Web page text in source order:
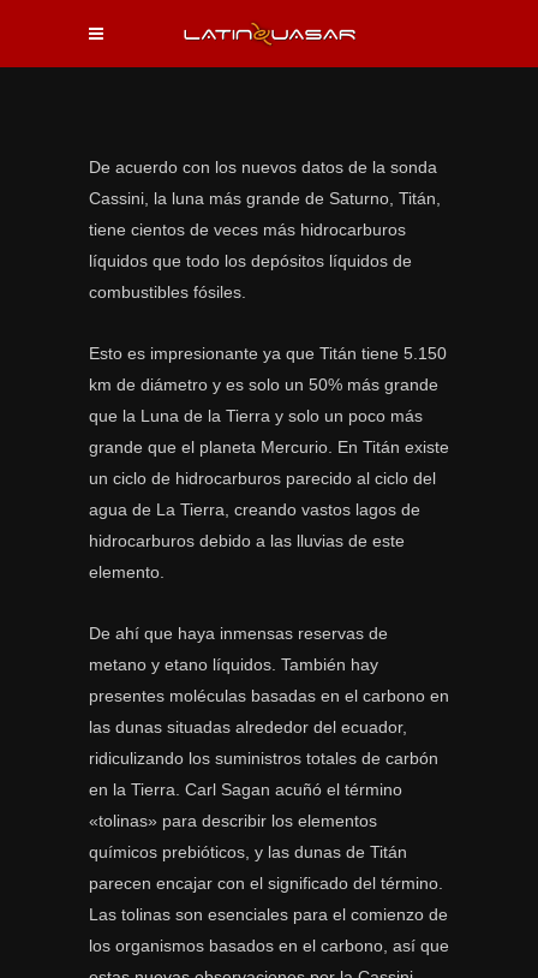
De acuerdo con los nuevos datos de la sonda
Cassini, la luna más grande de Saturno, Titán,
tiene cientos de veces más hidrocarburos
líquidos que todo los depósitos líquidos de
combustibles fósiles.
Esto es impresionante ya que Titán tiene 5.150
km de diámetro y es solo un 50% más grande
que la Luna de la Tierra y solo un poco más
grande que el planeta Mercurio. En Titán existe
un ciclo de hidrocarburos parecido al ciclo del
agua de La Tierra, creando vastos lagos de
hidrocarburos debido a las lluvias de este
elemento.
De ahí que haya inmensas reservas de
metano y etano líquidos. También hay
presentes moléculas basadas en el carbono en
las dunas situadas alrededor del ecuador,
ridiculizando los suministros totales de carbón
en la Tierra. Carl Sagan acuñó el término
«tolinas» para describir los elementos
químicos prebióticos, y las dunas de Titán
parecen encajar con el significado del término.
Las tolinas son esenciales para el comienzo de
los organismos basados en el carbono, así que